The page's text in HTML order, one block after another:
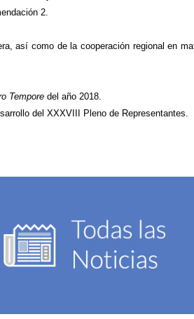
2.
así como de la cooperación regional en
Tempore del año 2018.
del XXXVIII Pleno de Representantes.